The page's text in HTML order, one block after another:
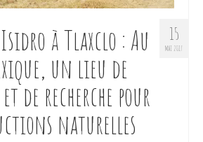
15
MAI 2017
à Tlaxclo : Au
un lieu de
de recherche pour
naturelles